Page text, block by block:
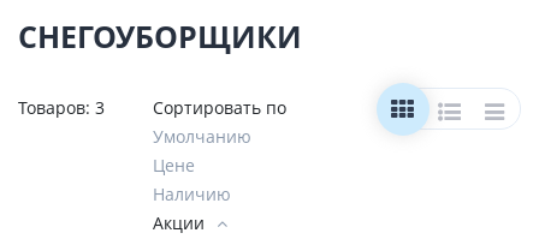
СНЕГОУБОРЩИКИ
Товаров: 3
Сортировать по
Умолчанию
Цене
Наличию
Акции